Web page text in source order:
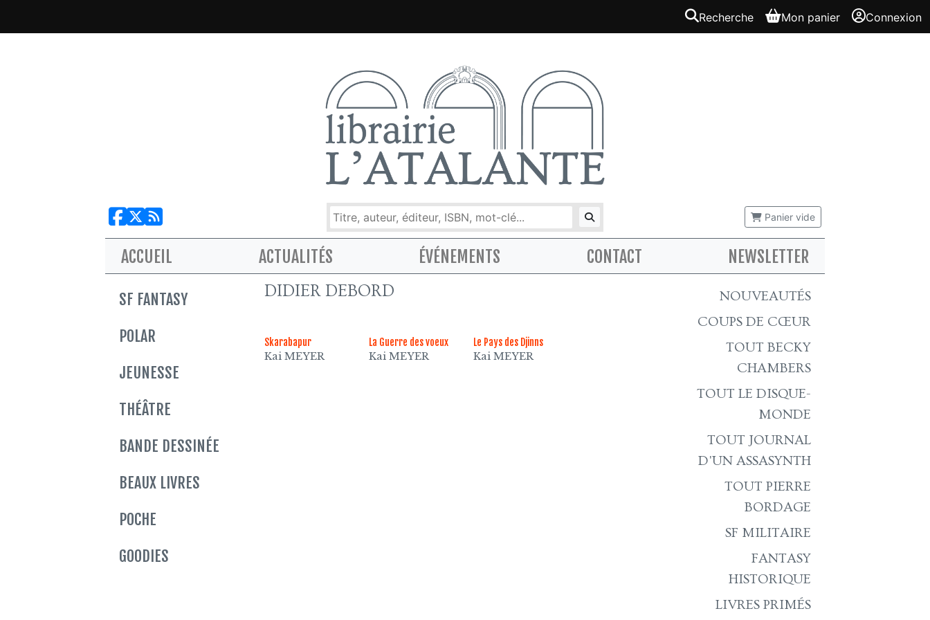
Recherche Mon panier Connexion
Panier vide
ACCUEIL ACTUALITÉS ÉVÉNEMENTS CONTACT NEWSLETTER
SF FANTASY
POLAR
JEUNESSE
THÉÂTRE
BANDE DESSINÉE
BEAUX LIVRES
POCHE
GOODIES
NOUVEAUTÉS
COUPS DE CŒUR
TOUT BECKY
CHAMBERS
TOUT LE DISQUE-
MONDE
TOUT JOURNAL
D'UN ASSASYNTH
TOUT PIERRE
BORDAGE
SF MILITAIRE
FANTASY
HISTORIQUE
LIVRES PRIMÉS
DIDIER DEBORD
Skarabapur
Kai MEYER
La Guerre des voeux
Kai MEYER
Le Pays des Djinns
Kai MEYER